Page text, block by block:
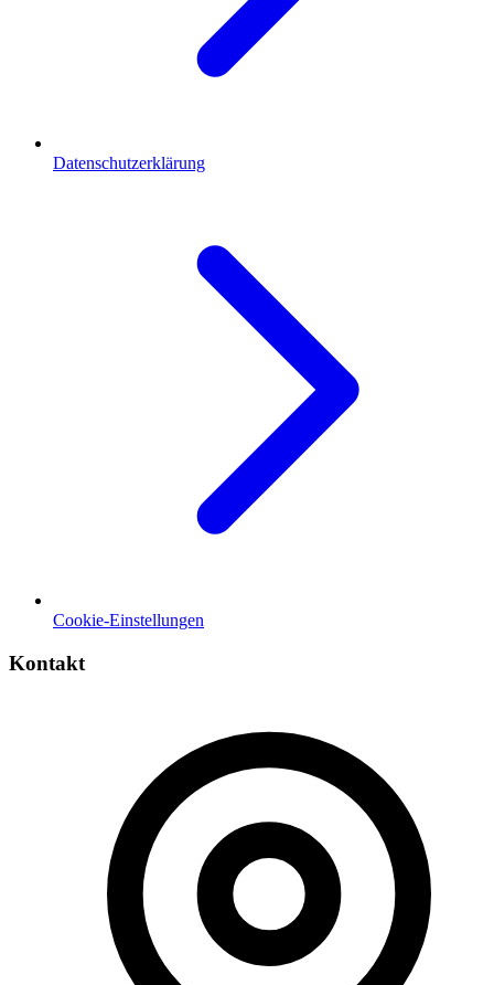
Datenschutzerklärung
Cookie-Einstellungen
Kontakt